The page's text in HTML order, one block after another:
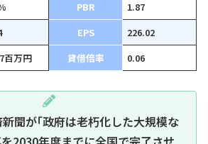
PBR
1.87
EPS
226.02
百万円 貸借倍率 0.06
聞が｢政府は老朽化した大規模な